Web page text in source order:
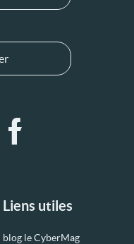
Liens utiles
blog le CyberMag